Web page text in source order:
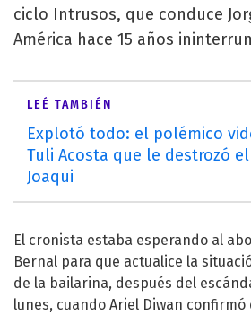
ciclo Intrusos, que conduce
América hace 15 años
LEÉ TAMBIÉN
Explotó todo: el polémico
Tuli Acosta que le destrozó
Joaqui
El cronista estaba esperando al
Bernal para que actualice la
de la bailarina, después del
lunes, cuando Ariel Diwan confirmó